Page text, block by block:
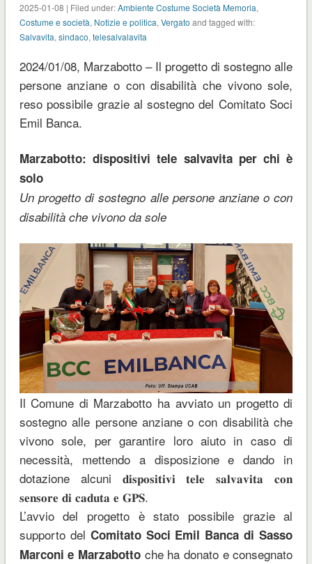
2025-01-08 | Filed under:Ambiente Costume Società Memoria,
Costume e società, Notizie e politica, Vergato and tagged with:
Salvavita, sindaco, telesalvalavita
2024/01/08, Marzabotto – Il progetto di sostegno alle
persone anziane o con disabilità che vivono sole,
reso possibile grazie al sostegno del Comitato Soci
Emil Banca.
Marzabotto: dispositivi tele salvavita per chi è
solo
Un progetto di sostegno alle persone anziane o con
disabilità che vivono da sole
Il Comune di Marzabotto ha avviato un progetto di
sostegno alle persone anziane o con disabilità che
vivono sole, per garantire loro aiuto in caso di
necessità, mettendo a disposizione e dando in
dotazione alcuni 𝐝𝐢𝐬𝐩𝐨𝐬𝐢𝐭𝐢𝐯𝐢 𝐭𝐞𝐥𝐞 𝐬𝐚𝐥𝐯𝐚𝐯𝐢𝐭𝐚 𝐜𝐨𝐧
𝐬𝐞𝐧𝐬𝐨𝐫𝐞 𝐝𝐢 𝐜𝐚𝐝𝐮𝐭𝐚 𝐞 𝐆𝐏𝐒.
L’avvio del progetto è stato possibile grazie al
supporto del Comitato Soci Emil Banca di Sasso
Marconi e Marzabotto che ha donato e consegnato